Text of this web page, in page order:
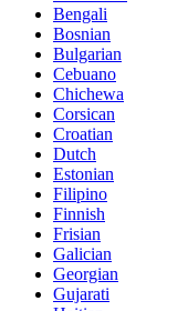
Bengali
Bosnian
Bulgarian
Cebuano
Chichewa
Corsican
Croatian
Dutch
Estonian
Filipino
Finnish
Frisian
Galician
Georgian
Gujarati